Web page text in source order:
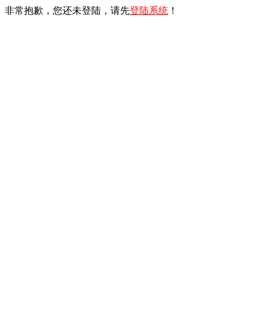
非常抱歉，您还未登陆，请先登陆系统 ！